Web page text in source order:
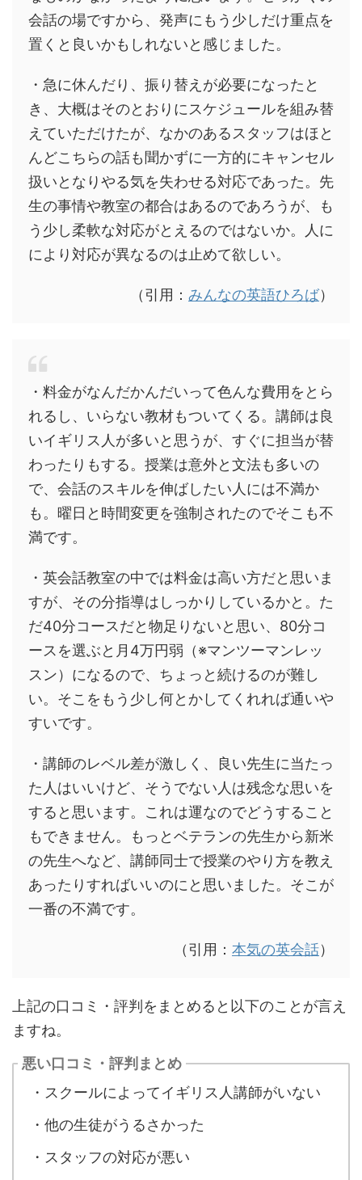
会話の場ですから、発声にもう少しだけ重点を
置くと良いかもしれないと感じました。
・急に休んだり、振り替えが必要になったと
き、大概はそのとおりにスケジュールを組み替
えていただけたが、なかのあるスタッフはほと
んどこちらの話も聞かずに一方的にキャンセル
扱いとなりやる気を失わせる対応であった。先
生の事情や教室の都合はあるのであろうが、も
う少し柔軟な対応がとえるのではないか。人に
により対応が異なるのは止めて欲しい。
（引用： みんなの英語ひろば）
・料金がなんだかんだいって色んな費用をとら
れるし、いらない教材もついてくる。講師は良
いイギリス人が多いと思うが、すぐに担当が替
わったりもする。授業は意外と文法も多いの
で、会話のスキルを伸ばしたい人には不満か
も。曜日と時間変更を強制されたのでそこも不
満です。
・英会話教室の中では料金は高い方だと思いま
すが、その分指導はしっかりしているかと。た
だ40分コースだと物足りないと思い、80分コ
ースを選ぶと月4万円弱（※マンツーマンレッ
スン）になるので、ちょっと続けるのが難し
い。そこをもう少し何とかしてくれれば通いや
すいです。
・講師のレベル差が激しく、良い先生に当たっ
た人はいいけど、そうでない人は残念な思いを
すると思います。これは運なのでどうすること
もできません。もっとベテランの先生から新米
の先生へなど、講師同士で授業のやり方を教え
あったりすればいいのにと思いました。そこが
一番の不満です。
（引用： 本気の英会話）
上記の口コミ・評判をまとめると以下のことが言え
ますね。
悪い口コミ・評判まとめ
・スクールによってイギリス人講師がいない
・他の生徒がうるさかった
・スタッフの対応が悪い